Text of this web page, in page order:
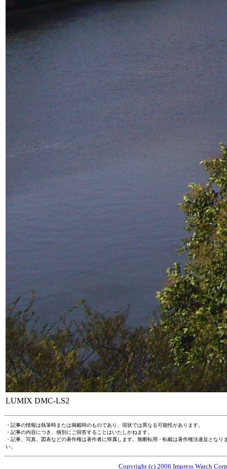
LUMIX DMC-LS2
・記事の情報は執筆時または掲載時のものであり、現状では異なる可能性があります。
・記事の内容につき、個別にご回答することはいたしかねます。
・記事、写真、図表などの著作権は著作者に帰属します。無断転用・転載は著作権法違反とな
い。
Copyright (c) 2006 Impress Watch